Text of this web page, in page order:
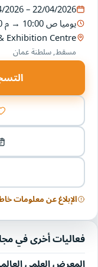
2026 – 22/04/2026
يوميا10:00 ص →08:00 م
Exhibition Centre
مسقط, سلطنة عمان
الإبلاغ عن معلومات
فعاليات أخرى في